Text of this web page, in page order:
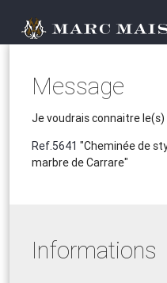
Message
Je voudrais connaitre le(s)
Ref.5641 "Cheminée de
marbre de Carrare"
Informations